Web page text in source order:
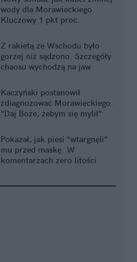
wody dla Morawieckiego.
Kluczowy 1 pkt proc.
Z rakietą ze Wschodu było
gorzej niż sądzono. Szczegóły
chaosu wychodzą na jaw
Kaczyński postanowił
zdiagnozować Morawieckiego.
"Daj Boże, żebym się mylił"
Pokazał, jak piesi "wtargnęli"
mu przed maskę. W
komentarzach zero litości